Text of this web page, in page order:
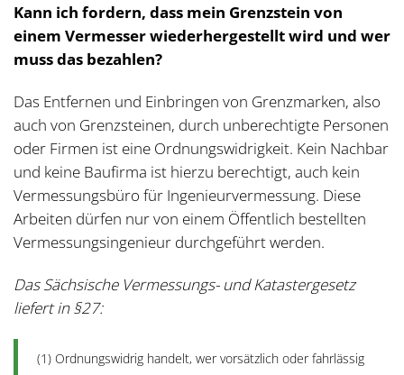
Kann ich fordern, dass mein Grenzstein von
einem Vermesser wiederhergestellt wird und wer
muss das bezahlen?
Das Entfernen und Einbringen von Grenzmarken, also
auch von Grenzsteinen, durch unberechtigte Personen
oder Firmen ist eine Ordnungswidrigkeit. Kein Nachbar
und keine Baufirma ist hierzu berechtigt, auch kein
Vermessungsbüro für Ingenieurvermessung. Diese
Arbeiten dürfen nur von einem Öffentlich bestellten
Vermessungsingenieur durchgeführt werden.
Das Sächsische Vermessungs- und Katastergesetz
liefert in §27:
(1) Ordnungswidrig handelt, wer vorsätzlich oder fahrlässig